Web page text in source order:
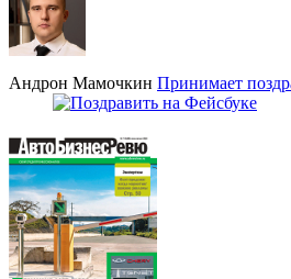
Андрон Мамочкин Принимает